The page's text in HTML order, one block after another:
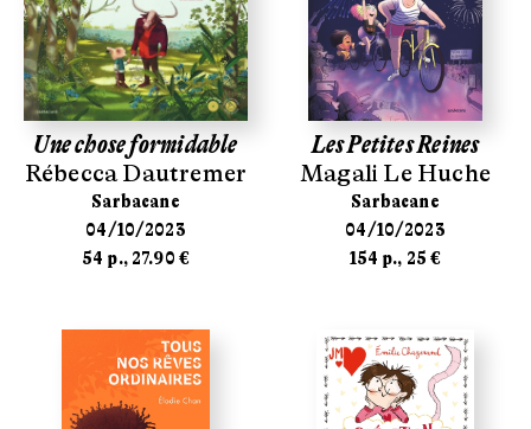
Une chose formidable
Rébecca Dautremer
Sarbacane
04/10/2023
54 p., 27.90 €
Les Petites Reines
Magali Le Huche
Sarbacane
04/10/2023
154 p., 25 €